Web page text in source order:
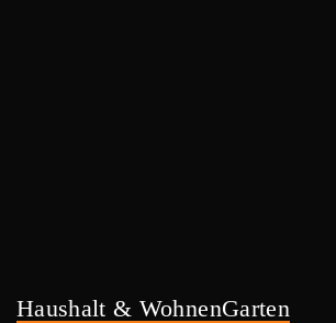
Haushalt & WohnenGarten